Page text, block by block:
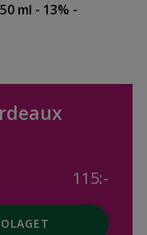
ml - 13% -
115:-